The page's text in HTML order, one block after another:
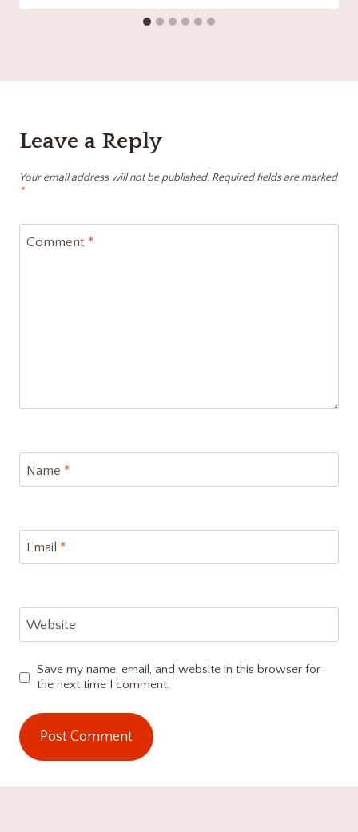
Leave a Reply
Your email address will not be published. Required fields are marked
*
Comment *
Name *
Email *
Website
Save my name, email, and website in this browser for
the next time I comment.